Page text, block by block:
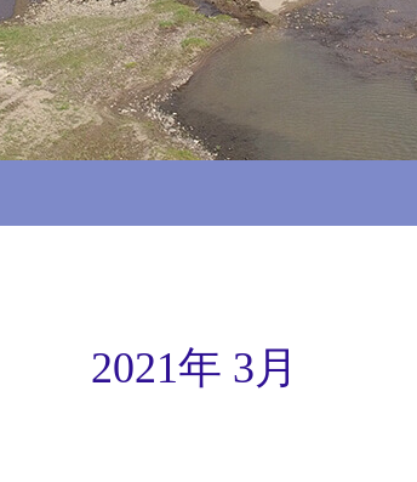
2021年 3月